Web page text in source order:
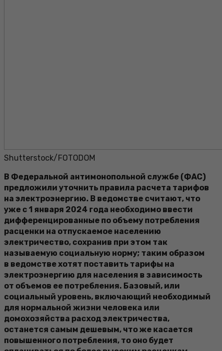
Shutterstock/FOTODOM
В Федеральной антимонопольной службе (ФАС)
предложили уточнить правила расчета тарифов
на электроэнергию. В ведомстве считают, что
уже с 1 января 2024 года необходимо ввести
дифференцированные по объему потребления
расценки на отпускаемое населению
электричество, сохранив при этом так
называемую социальную норму; таким образом
в ведомстве хотят поставить тарифы на
электроэнергию для населения в зависимость
от объемов ее потребления. Базовый, или
социальный уровень, включающий необходимый
для нормальной жизни человека или
домохозяйства расход электричества,
останется самым дешевым, что же касается
повышенного потребления, то оно будет